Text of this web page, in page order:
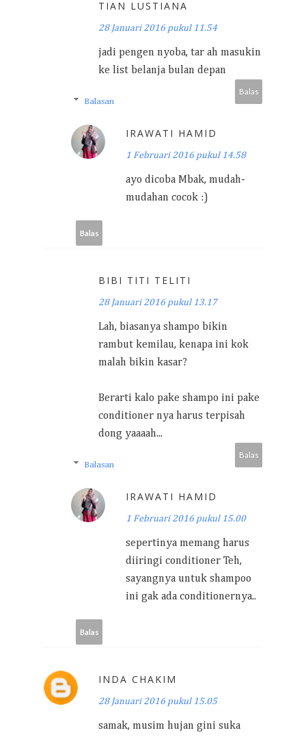
TIAN LUSTIANA
28 Januari 2016 pukul 11.54
jadi pengen nyoba, tar ah masukin
ke list belanja bulan depan
Balas
Balasan
IRAWATI HAMID
1 Februari 2016 pukul 14.58
ayo dicoba Mbak, mudah-
mudahan cocok :)
Balas
BIBI TITI TELITI
28 Januari 2016 pukul 13.17
Lah, biasanya shampo bikin
rambut kemilau, kenapa ini kok
malah bikin kasar?
Berarti kalo pake shampo ini pake
conditioner nya harus terpisah
dong yaaaah...
Balas
Balasan
IRAWATI HAMID
1 Februari 2016 pukul 15.00
sepertinya memang harus
diiringi conditioner Teh,
sayangnya untuk shampoo
ini gak ada conditionernya..
Balas
INDA CHAKIM
28 Januari 2016 pukul 15.05
samak, musim hujan gini suka